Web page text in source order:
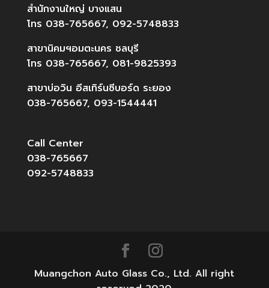
สำนักงานใหญ่ บางแสน
โทร 038-765667, 092-5748833
สาขานิคมฯอมตะนคร ชลบุรี
โทร 038-765667, 081-9825393
สาขาบ่อวิน อีสเทิร์นซีบอร์ด ระยอง
038-765667, 093-1544441
Call Center
038-765667
092-5748833
Muangchon Auto Glass Co., Ltd. All right